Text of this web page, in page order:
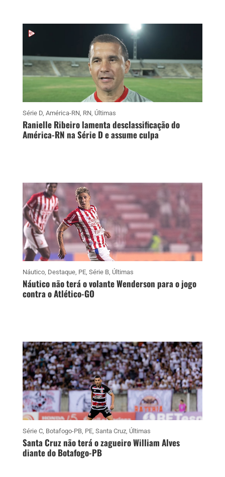
Série D, América-RN, RN, Últimas
Ranielle Ribeiro lamenta desclassificação do
América-RN na Série D e assume culpa
Náutico, Destaque, PE, Série B, Últimas
Náutico não terá o volante Wenderson para o jogo
contra o Atlético-GO
Série C, Botafogo-PB, PE, Santa Cruz, Últimas
Santa Cruz não terá o zagueiro William Alves
diante do Botafogo-PB